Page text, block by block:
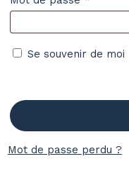
Se souvenir de moi
Mot de passe perdu ?